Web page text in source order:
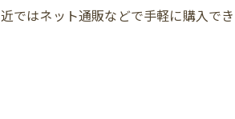
近ではネット通販などで手軽に購入で